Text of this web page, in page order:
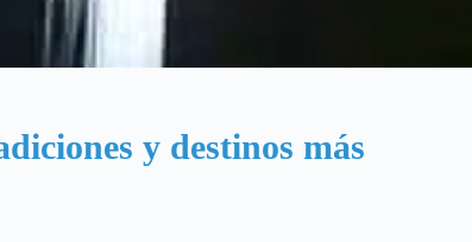
y destinos más